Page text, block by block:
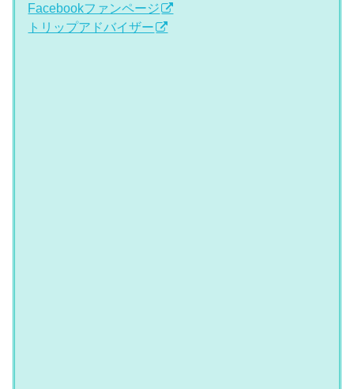
Facebookファンページ
トリップアドバイザー